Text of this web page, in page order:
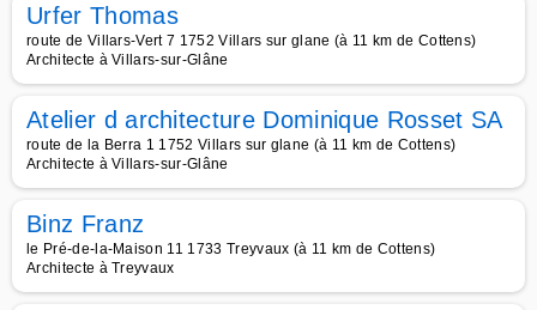
Urfer Thomas
route de Villars-Vert 7 1752 Villars sur glane (à 11 km de Cottens)
Architecte à Villars-sur-Glâne
Atelier d architecture Dominique Rosset SA
route de la Berra 1 1752 Villars sur glane (à 11 km de Cottens)
Architecte à Villars-sur-Glâne
Binz Franz
le Pré-de-la-Maison 11 1733 Treyvaux (à 11 km de Cottens)
Architecte à Treyvaux